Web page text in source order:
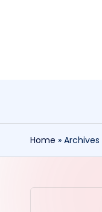
Home » Archives